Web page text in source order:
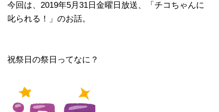
今回は、2019年5月31日金曜日放送、「チコちゃんに
叱られる！」のお話。
祝祭日の祭日ってなに？